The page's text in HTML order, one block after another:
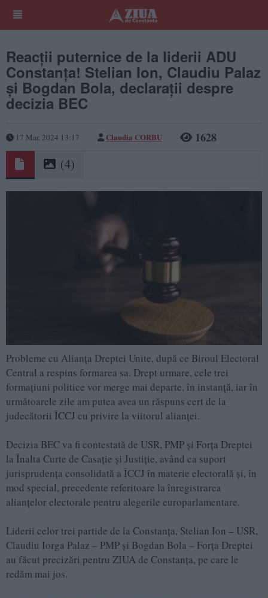
Reacții puternice de la liderii ADU
Constanța! Stelian Ion, Claudiu Palaz
și Bogdan Bola, declarații despre
decizia BEC
17 Mar, 2024 13:17 Claudia CORBU 1628
(4)
Probleme cu Alianța Dreptei Unite, după ce Biroul Electoral
Central a respins formarea sa. Drept urmare, cele trei
formațiuni politice vor merge mai departe, în instanță, iar în
următoarele zile am putea avea un răspuns cert de la
judecătorii ÎCCJ cu privire la viitorul alianței.
Decizia BEC va fi contestată de USR, PMP și Forța Dreptei
la Înalta Curte de Casație și Justiție, având ca suport
jurisprudența consolidată a ÎCCJ în materie electorală și, în
mod special, precedente referitoare la înregistrarea
alianțelor electorale pentru alegerile europarlamentare.
Liderii celor trei partide de la Constanța, Stelian Ion – USR,
Claudiu Iorga Palaz – PMP și Bogdan Bola – Forța Dreptei
au făcut precizări pentru ZIUA de Constanța, pe care le
redăm mai jos.